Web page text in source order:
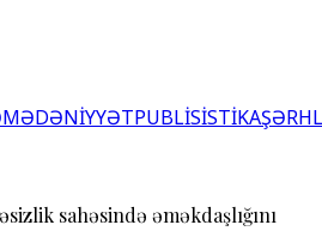
MƏDƏNİYYƏTPUBLİSİSTİKA
sahəsində əməkdaşlığını